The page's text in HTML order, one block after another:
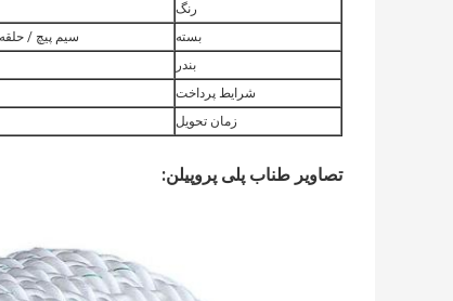
رنگ
بسته
سیم پیچ /
بندر
شرایط پرداخت
زمان تحویل
تصاویر طناب پلی پروپیلن: